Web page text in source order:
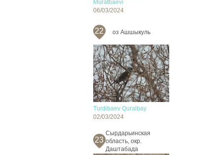
Muratbaevi
06/03/2024
22 оз Ашшыкуль
Turdibaev Quralbay
02/03/2024
23
Сырдарьинская
область, окр.
Даштабада